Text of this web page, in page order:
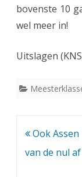
bovenste 10
wel meer in!
Uitslagen
Bericht
navigatie
Ook Assen
van de nul af